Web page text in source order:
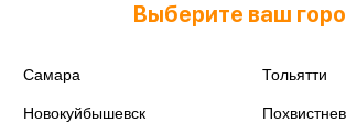
Настольная инструкция
Выберите ваш
Самара Тольятти
Новокуйбышевск